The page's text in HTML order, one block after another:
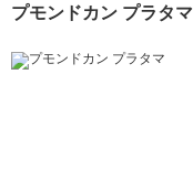
プモンドカン プラタマ